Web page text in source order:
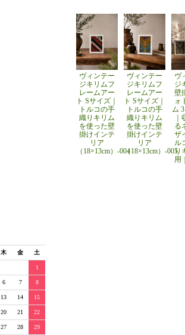
木 金 土
1
6 7 8
13 14 15
20 21 22
27 28 29
ヴィンテー
ジキリムフ
レームアー
ト Sサイズ｜
トルコの手
織りキリム
を使った壁
掛けインテ
リア
（18×13cm）-004
ヴィンテー
ジキリムフ
レームアー
ト Sサイズ｜
トルコの手
織りキリム
を使った壁
掛けインテ
リア
（18×13cm）-005
ヴ
ジ
壁
ォ
ム
る
ザ
ル
り
用